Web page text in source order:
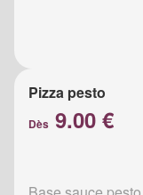
Pizza pesto
Dès 9.00 €